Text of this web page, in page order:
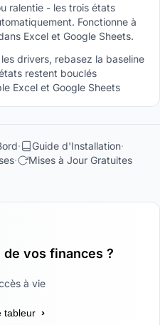
ralentie - les trois états
Fonctionne à
Excel et Google Sheets.
drivers, rebasez la baseline
restent bouclés
Excel et Google Sheets
Guide d'Installation
Mises à Jour Gratuites
vos finances ?
à vie
tableur ›